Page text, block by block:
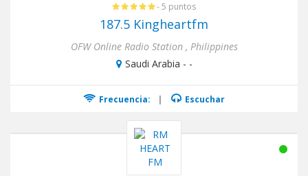
- 5 puntos
187.5 Kingheartfm
OFW Online Radio Station , Philippines
Saudi Arabia - -
Frecuencia: | Escuchar